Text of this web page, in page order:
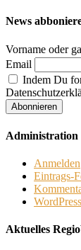
News
Vorname oder
Email
Indem Du
Administration
Anmelden
Eintrags-
Aktuelles